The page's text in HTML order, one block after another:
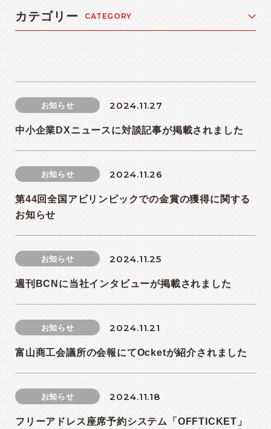
お知らせ 2024.11.27
中小企業DXニュースに対談記事が掲載されました
お知らせ 2024.11.26
第44回全国アビリンピックでの金賞の獲得に関する
お知らせ
お知らせ 2024.11.25
週刊BCNに当社インタビューが掲載されました
お知らせ 2024.11.21
富山商工会議所の会報にてOcketが紹介されました
お知らせ 2024.11.18
フリーアドレス座席予約システム「OFFTICKET」
カテゴリー CATEGORY